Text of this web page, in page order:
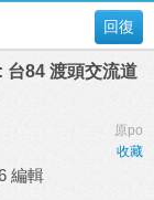
回復
台84 渡頭交流道
原po
收藏
編輯